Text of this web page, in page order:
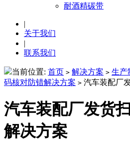
耐酒精碳带
|
关于我们
|
联系我们
当前位置: 首页 > 解决方案 > 生产
码核对防错解决方案 > 汽车装配厂
汽车装配厂发货
解决方案